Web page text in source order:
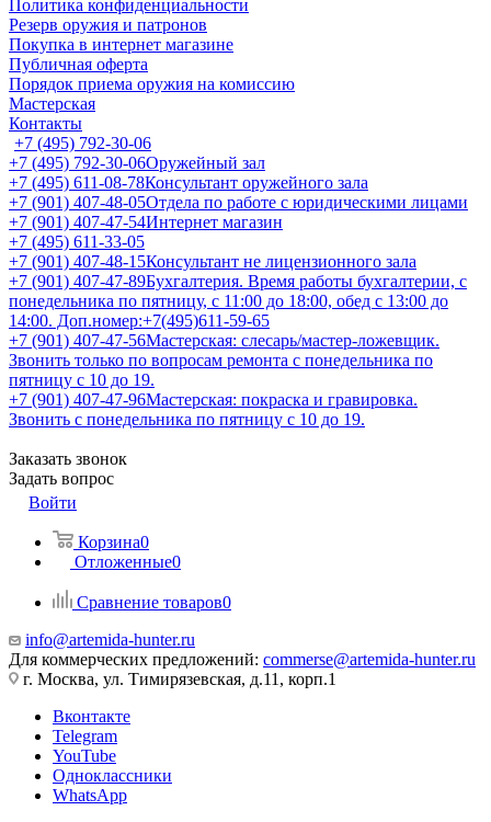
Политика конфиденциальности
Резерв оружия и патронов
Покупка в интернет магазине
Публичная оферта
Порядок приема оружия на комиссию
Мастерская
Контакты
+7 (495) 792-30-06
+7 (495) 792-30-06Оружейный зал
+7 (495) 611-08-78Консультант оружейного зала
+7 (901) 407-48-05Отдела по работе с юридическими лицами
+7 (901) 407-47-54Интернет магазин
+7 (495) 611-33-05
+7 (901) 407-48-15Консультант не лицензионного зала
+7 (901) 407-47-89Бухгалтерия. Время работы бухгалтерии, с
понедельника по пятницу, с 11:00 до 18:00, обед с 13:00 до
14:00. Доп.номер:+7(495)611-59-65
+7 (901) 407-47-56Мастерская: слесарь/мастер-ложевщик.
Звонить только по вопросам ремонта с понедельника по
пятницу с 10 до 19.
+7 (901) 407-47-96Мастерская: покраска и гравировка.
Звонить с понедельника по пятницу с 10 до 19.
Заказать звонок
Задать вопрос
Войти
Корзина0
Отложенные0
Сравнение товаров0
info@artemida-hunter.ru
Для коммерческих предложений: commerse@artemida-hunter.ru
г. Москва, ул. Тимирязевская, д.11, корп.1
Вконтакте
Telegram
YouTube
Одноклассники
WhatsApp